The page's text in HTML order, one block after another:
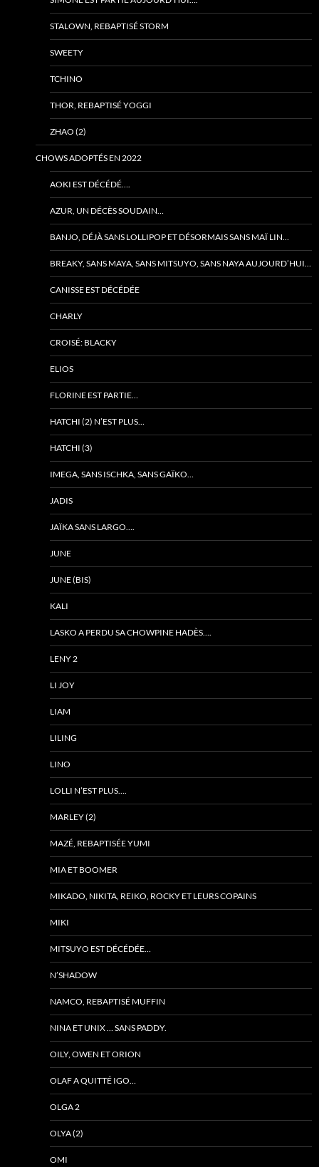
STALOWN, REBAPTISÉ STORM
SWEETY
TCHINO
THOR, REBAPTISÉ YOGGI
ZHAO (2)
CHOWS ADOPTÉS EN 2022
AOKI EST DÉCÉDÉ….
AZUR, UN DÉCÈS SOUDAIN…
BANJO, DÉJÀ SANS LOLLIPOP ET DÉSORMAIS SANS MAÏ LIN…
BREAKY, SANS MAYA, SANS MITSUYO, SANS NAYA AUJOURD’HUI…
CANISSE EST DÉCÉDÉE
CHARLY
CROISÉ: BLACKY
ELIOS
FLORINE EST PARTIE…
HATCHI (2) N’EST PLUS…
HATCHI (3)
IMEGA, SANS ISCHKA, SANS GAÏKO…
JADIS
JAÏKA SANS LARGO….
JUNE
JUNE (BIS)
KALI
LASKO A PERDU SA CHOWPINE HADÈS….
LENY 2
LI JOY
LIAM
LILING
LINO
LOLLI N’EST PLUS….
MARLEY (2)
MAZÉ, REBAPTISÉE YUMI
MIA ET BOOMER
MIKADO, NIKITA, REIKO, ROCKY ET LEURS COPAINS
MIKI
MITSUYO EST DÉCÉDÉE…
N’SHADOW
NAMCO, REBAPTISÉ MUFFIN
NINA ET UNIX … SANS PADDY.
OILY, OWEN ET ORION
OLAF A QUITTÉ IGO…
OLGA 2
OLYA (2)
OMI